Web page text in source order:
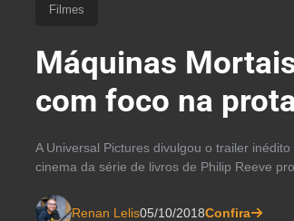
Filmes
Máquinas
com foco na
A Universal Pictures divulgou o trailer
cinema da série de livros de Philip Reeve
Renan Lelis05/10/2018Confira